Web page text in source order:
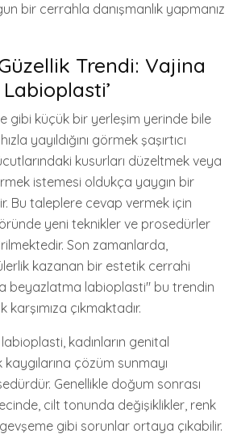
bir cerrahla danışmanlık yapmanız
Trendi: Vajina
gibi küçük bir yerleşim yerinde bile
yayıldığını görmek şaşırtıcı
kusurları düzeltmek veya
istemesi oldukça yaygın bir
Bu taleplere cevap vermek için
yeni teknikler ve prosedürler
Son zamanlarda,
kazanan bir estetik cerrahi
beyazlatma labioplasti" bu trendin
çıkmaktadır.
kadınların genital
çözüm sunmayı
Genellikle doğum sonrası
cilt tonunda değişiklikler, renk
gibi sorunlar ortaya çıkabilir.